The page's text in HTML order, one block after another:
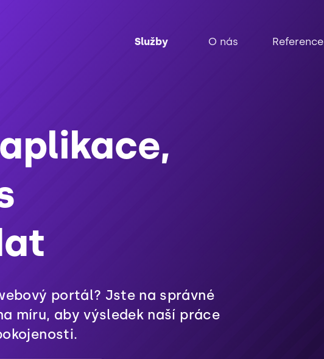
Služby O nás Reference
portál? Jste na správné
míru, aby výsledek naší práce